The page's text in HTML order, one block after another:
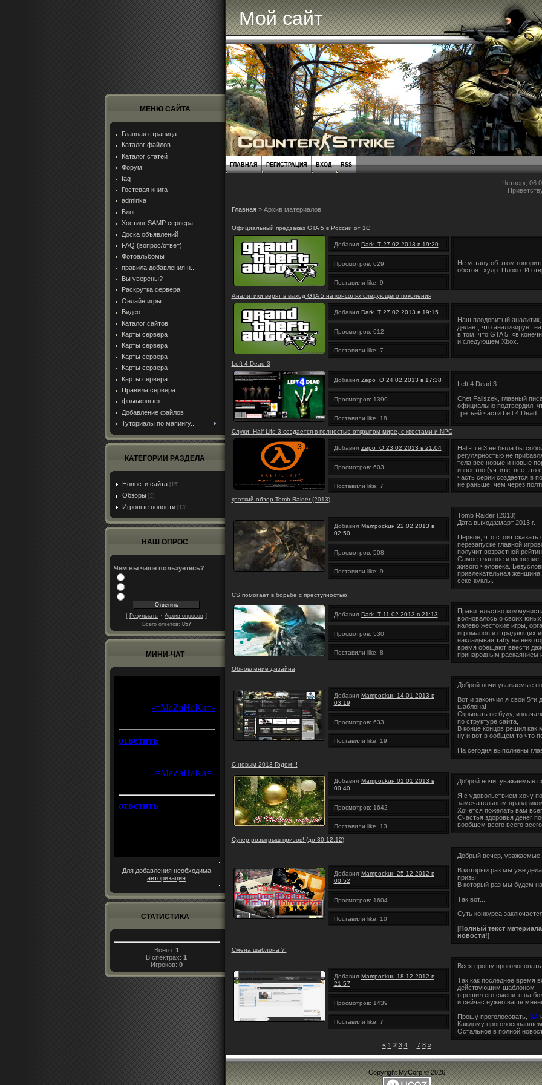
МЕНЮ САЙТА
Главная страница
Каталог файлов
Каталог статей
Форум
faq
Гостевая книга
adminka
Блог
Хостинг SAMP сервера
Доска объявлений
FAQ (вопрос/ответ)
Фотоальбомы
правила добавления н...
Вы уверены?
Раскрутка сервера
Онлайн игры
Видео
Каталог сайтов
Карты сервера
Карты сервера
Карты сервера
Карты сервера
Карты сервера
Правила сервера
фвыыфвыф
Добавление файлов
Туториалы по мапингу...
КАТЕГОРИИ РАЗДЕЛА
Новости сайта [15]
Обзоры [2]
Игровые новости [13]
НАШ ОПРОС
Чем вы чаше пользуетесь?
[ Результаты · Архив опросов ]
Всего ответов: 857
МИНИ-ЧАТ
Для добавления необходима
авторизация
СТАТИСТИКА
Всего: 1
В спектрах: 1
Игроков: 0
Мой сайт
ГЛАВНАЯ РЕГИСТРАЦИЯ ВХОД RSS
Четверг,
Главная» Архив материалов
Официальный предзаказ GTA 5 в России от 1С
Добавил Dark_T 27.02.2013 в 19:20
Просмотров: 629
Поставили like: 9
Не устану об этом
обстоят худо. Плохо. И
Аналитики верят в выход GTA 5 на консолях следующего поколения
Добавил Dark_T 27.02.2013 в 19:15
Просмотров: 612
Поставили like: 7
Наш плодовитый
делает, что анализирует
в том, что GTA 5, «в
и следующем Xbox.
Left 4 Dead 3
Добавил Zepo_O 24.02.2013 в 17:38
Просмотров: 1399
Поставили like: 18
Left 4 Dead 3
Chet Faliszek, главный
официально подтвердил,
третьей части Left 4 Dead.
Слухи: Half-Life 3 создается в полностью открытом мире, с квестами и NPC
Добавил Zepo_O 23.02.2013 в 21:04
Просмотров: 603
Поставили like: 7
Half-Life 3 не была бы
регулярностью не
тела все новые и новые
известно (учтите, все это
часть серии создается в
не раньше, чем через
краткий обзор Tomb Raider (2013)
Добавил Mampockuн 22.02.2013 в
02:50
Просмотров: 508
Поставили like: 9
Tomb Raider (2013)
Дата выхода:март 2013 г.
Первое, что стоит
перезапуске главной
получит возрастной
Самое главное
живого человека.
привлекательная
секс-куклы.
CS помогает в борьбе с преступностью!
Добавил Dark_T 11.02.2013 в 21:13
Просмотров: 530
Поставили like: 8
Правительство
волновалось о своих
налево жестокие игры,
игроманов и страдающих
накладывая табу на
время обещают ввести
принародным раскаянием
Обновление дизайна
Добавил Mampockuн 14.01.2013 в
03:19
Просмотров: 633
Поставили like: 19
Доброй ночи уважаемые
Вот и закончил я свои
шаблона!
Скрывать не буду,
по структуре сайта,
В конце концов решил как
ну и вот в ообщем то что
На сегодня выполнены
С новым 2013 Годом!!!
Добавил Mampockuн 01.01.2013 в
00:40
Просмотров: 1642
Поставили like: 13
Доброй ночи, уважаемые
Я с удовольствием хочу
замечательным
Хочется пожелать вам
Счастья здоровья денег
вообщем всего всего
Супер розыгрыш призов! (до 30.12.12)
Добавил Mampockuн 25.12.2012 в
00:52
Просмотров: 1604
Поставили like: 10
Добрый вечер, уважаемые
В который раз мы уже
призы
В который раз мы будем
Так вот...
Суть конкурса
[Полный текст
новости!]
Смена шаблона ?!
Добавил Mampockuн 18.12.2012 в
21:57
Просмотров: 1439
Поставили like: 7
Всех прошу проголосовать
Так как последнее время
действующим шаблоном
я решил его сменить на
и сейчас нужно ваше
Прошу проголосовать, ЗА
Каждому
Остальное в полной
« 1 2 3 4 7 8 »
Copyright MyCorp © 2026